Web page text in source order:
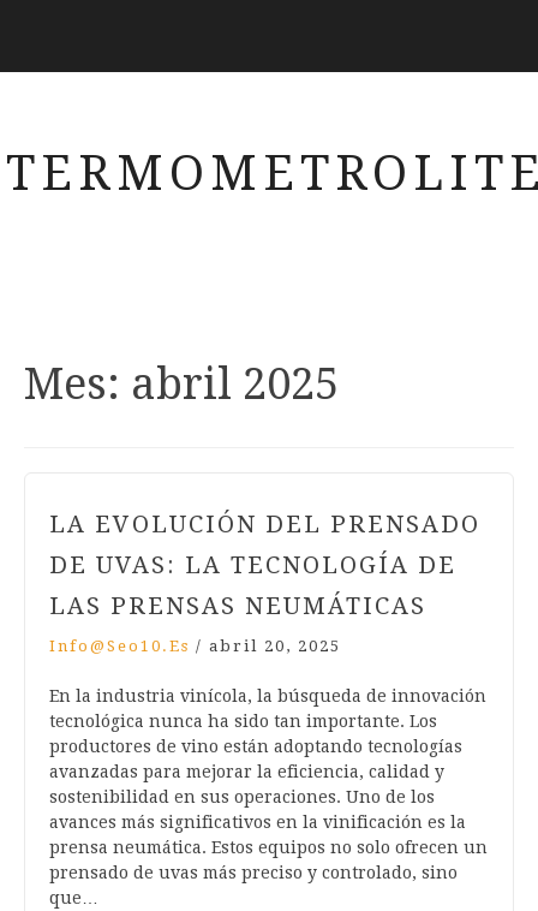
Mes: abril 2025
LA EVOLUCIÓN DEL PRENSADO
DE UVAS: LA TECNOLOGÍA DE
LAS PRENSAS NEUMÁTICAS
Info@seo10.es / abril 20, 2025
En la industria vinícola, la búsqueda de innovación
tecnológica nunca ha sido tan importante. Los
productores de vino están adoptando tecnologías
avanzadas para mejorar la eficiencia, calidad y
sostenibilidad en sus operaciones. Uno de los
avances más significativos en la vinificación es la
prensa neumática. Estos equipos no solo ofrecen un
prensado de uvas más preciso y controlado, sino
que…